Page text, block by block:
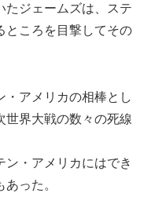
たジェームズは、ステ
ところを目撃してその
・アメリカの相棒とし
世界大戦の数々の死線
・アメリカにはでき
った。